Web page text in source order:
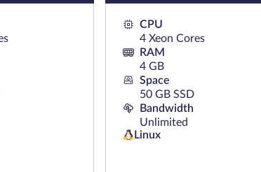
CPU
4 Xeon Cores
RAM
4 GB
Space
50 GB SSD
Bandwidth
Unlimited
Linux